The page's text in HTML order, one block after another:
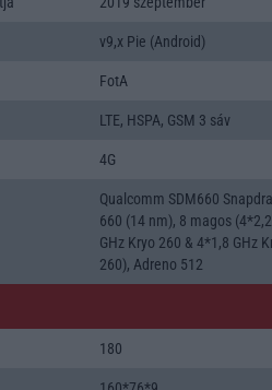
v9,x Pie (Android)
FotA
LTE, HSPA, GSM 3 sáv
4G
Qualcomm SDM660
660 (14 nm), 8 magos (4*2,2
GHz Kryo 260 & 4*1,8 GHz
260), Adreno 512
180